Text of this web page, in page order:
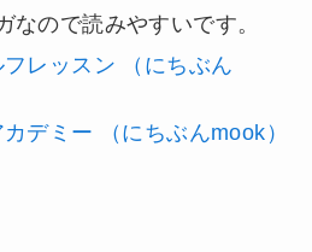
なので読みやすいです。
レッスン （にちぶん
デミー （にちぶんmook）